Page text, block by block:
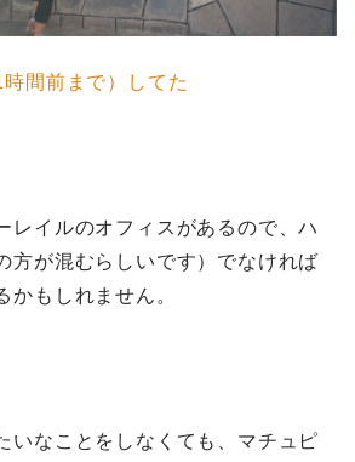
間前まで）してた
レイルのオフィスがあるので、ハ
方が混むらしいです）でなければ
かもしれません。
いなことをしなくても、マチュピ